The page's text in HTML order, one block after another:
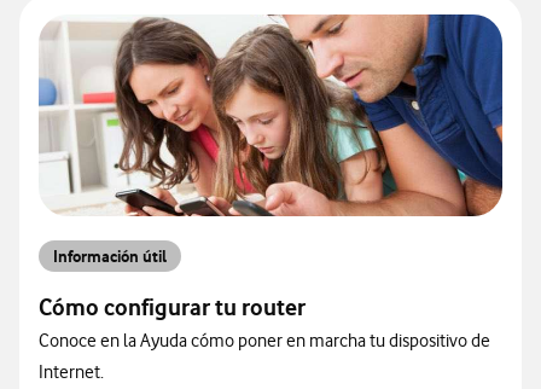
Información útil
Cómo configurar tu router
Conoce en la Ayuda cómo poner en marcha tu dispositivo de
Internet.